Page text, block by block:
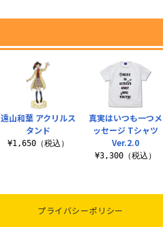
遠山和葉 アクリルス
タンド
¥1,650（税込）
真実はいつも一つメ
ッセージ Tシャツ
Ver.2.0
¥3,300（税込）
プライバシーポリシー